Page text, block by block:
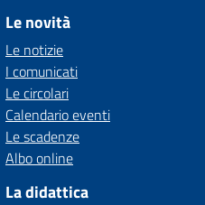
Le novità
Le notizie
I comunicati
Le circolari
Calendario eventi
Le scadenze
Albo online
La didattica